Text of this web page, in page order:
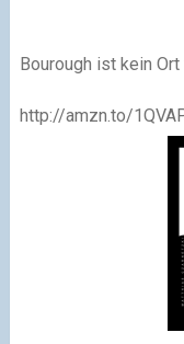
Bourough ist kein
http://amzn.to/